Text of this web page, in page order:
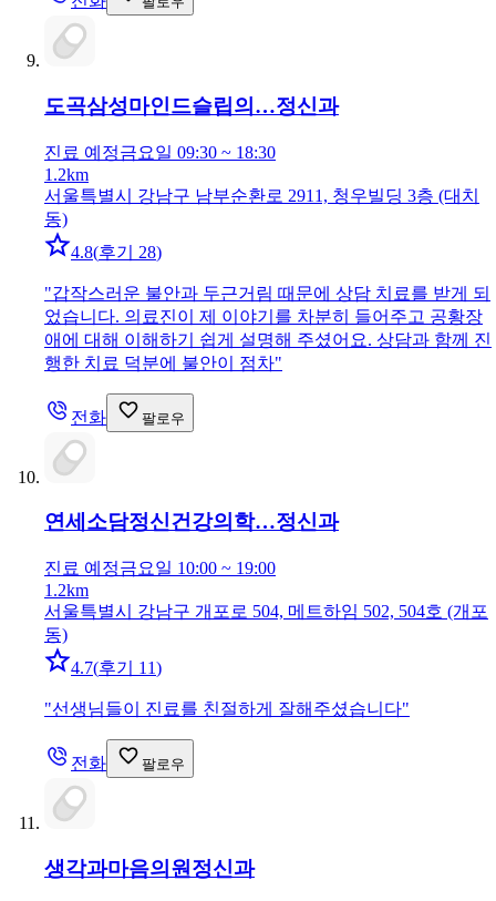
도곡삼성마인드슬립의…정신과
진료 예정금요일 09:30 ~ 18:30
1.2km
서울특별시 강남구 남부순환로 2911, 청우빌딩 3층 (대치
동)
4.8(후기 28)
"갑작스러운 불안과 두근거림 때문에 상담 치료를 받게 되
었습니다. 의료진이 제 이야기를 차분히 들어주고 공황장
애에 대해 이해하기 쉽게 설명해 주셨어요. 상담과 함께 진
행한 치료 덕분에 불안이 점차"
전화 팔로우
연세소담정신건강의학…정신과
진료 예정금요일 10:00 ~ 19:00
1.2km
서울특별시 강남구 개포로 504, 메트하임 502, 504호 (개포
동)
4.7(후기 11)
"선생님들이 진료를 친절하게 잘해주셨습니다"
전화 팔로우
생각과마음의원 정신과